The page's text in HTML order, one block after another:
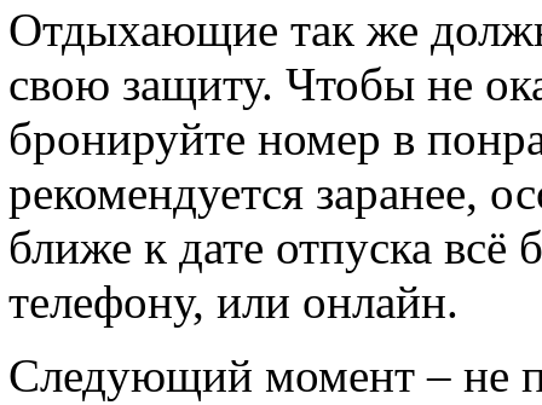
Отдыхающие так же
свою защиту. Чтобы не
бронируйте номер в
рекомендуется заранее,
ближе к дате отпуска всё
телефону, или онлайн.
Следующий момент – не